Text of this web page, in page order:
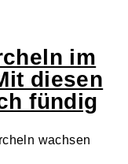
im
diesen
fündig
wachsen